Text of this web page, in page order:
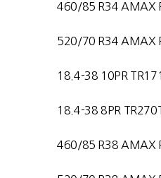
460/85 R34 AMAX
520/70 R34 AMAX
18.4-38 10PR
18.4-38 8PR
460/85 R38 AMAX